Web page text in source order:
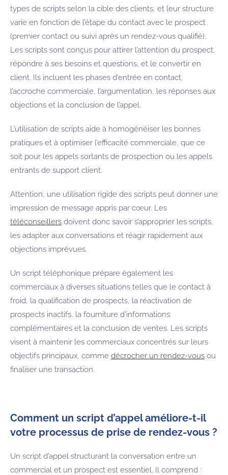
types de scripts selon la cible des clients, et leur structure
varie en fonction de l’étape du contact avec le prospect
(premier contact ou suivi après un rendez-vous qualifié).
Les scripts sont conçus pour attirer l’attention du prospect,
répondre à ses besoins et questions, et le convertir en
client. Ils incluent les phases d’entrée en contact,
l’accroche commerciale, l’argumentation, les réponses aux
objections et la conclusion de l’appel.
L’utilisation de scripts aide à homogénéiser les bonnes
pratiques et à optimiser l’efficacité commerciale, que ce
soit pour les appels sortants de prospection ou les appels
entrants de support client.
Attention, une utilisation rigide des scripts peut donner une
impression de message appris par cœur. Les
téléconseillers doivent donc savoir s’approprier les scripts,
les adapter aux conversations et réagir rapidement aux
objections imprévues.
Un script téléphonique prépare également les
commerciaux à diverses situations telles que le contact à
froid, la qualification de prospects, la réactivation de
prospects inactifs, la fourniture d’informations
complémentaires et la conclusion de ventes. Les scripts
visent à maintenir les commerciaux concentrés sur leurs
objectifs principaux, comme décrocher un rendez-vous ou
finaliser une transaction.
Comment un script d’appel améliore-t-il
votre processus de prise de rendez-vous ?
Un script d’appel structurant la conversation entre un
commercial et un prospect est essentiel. Il comprend :